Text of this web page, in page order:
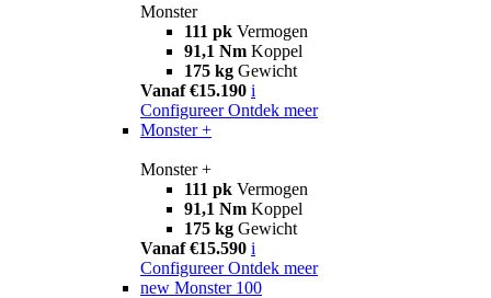
Monster
111 pk Vermogen
91,1 Nm Koppel
175 kg Gewicht
Vanaf €15.190 i
Configureer Ontdek meer
Monster +
Monster +
111 pk Vermogen
91,1 Nm Koppel
175 kg Gewicht
Vanaf €15.590 i
Configureer Ontdek meer
new Monster 100